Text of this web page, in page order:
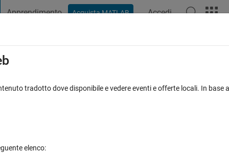
Apprendimento Acquista MATLAB Accedi
tradotto dove disponibile e vedere eventi e offerte locali. In
elenco: